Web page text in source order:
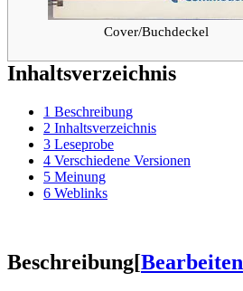
Cover/Buchdeckel
Inhaltsverzeichnis
1 Beschreibung
2 Inhaltsverzeichnis
3 Leseprobe
4 Verschiedene Versionen
5 Meinung
6 Weblinks
Beschreibung[Bearbeiten